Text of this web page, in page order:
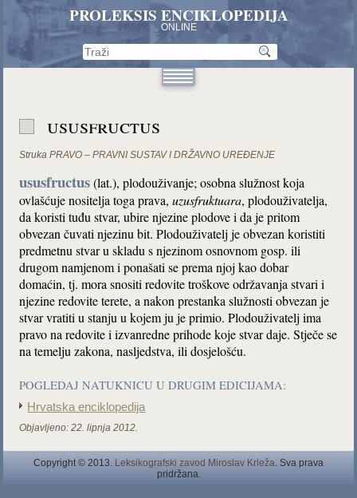
PROLEKSIS ENCIKLOPEDIJA
ONLINE
ususfructus
Struka PRAVO – PRAVNI SUSTAV I DRŽAVNO UREĐENJE
ususfructus(lat.), plodouživanje; osobna služnost koja
ovlašćuje nositelja toga prava,uzusfruktuara, plodouživatelja,
da koristi tuđu stvar, ubire njezine plodove i da je pritom
obvezan čuvati njezinu bit. Plodouživatelj je obvezan koristiti
predmetnu stvar u skladu s njezinom osnovnom gosp. ili
drugom namjenom i ponašati se prema njoj kao dobar
domaćin, tj. mora snositi redovite troškove održavanja stvari i
njezine redovite terete, a nakon prestanka služnosti obvezan je
stvar vratiti u stanju u kojem ju je primio. Plodouživatelj ima
pravo na redovite i izvanredne prihode koje stvar daje. Stječe se
na temelju zakona, nasljedstva, ili dosjelošću.
POGLEDAJ NATUKNICU U DRUGIM EDICIJAMA:
Hrvatska enciklopedija
Objavljeno: 22. lipnja 2012.
Copyright © 2013. Leksikografski zavod Miroslav Krleža. Sva prava
pridržana.